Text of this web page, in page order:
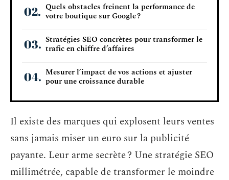
Quels obstacles freinent la performance de
votre boutique sur Google ?
Stratégies SEO concrètes pour transformer le
trafic en chiffre d’affaires
Mesurer l’impact de vos actions et ajuster
pour une croissance durable
Il existe des marques qui explosent leurs ventes
sans jamais miser un euro sur la publicité
payante. Leur arme secrète ? Une stratégie SEO
millimétrée, capable de transformer le moindre